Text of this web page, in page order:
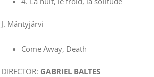
J. Mäntyjärvi
Come Away, Death
DIRECTOR: GABRIEL BALTES